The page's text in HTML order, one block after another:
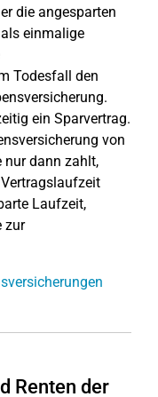
die angesparten
einmalige
Todesfall den
ein Sparvertrag.
von
nur dann zahlt,
Laufzeit,
zur
Renten der